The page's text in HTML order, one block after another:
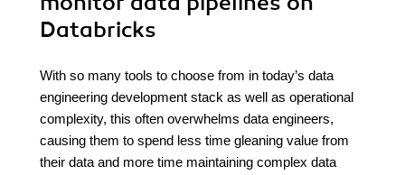
Databricks
With so many tools to choose from in today’s data
engineering development stack as well as operational
complexity, this often overwhelms data engineers,
causing them to spend less time gleaning value from
their data and more time maintaining complex data